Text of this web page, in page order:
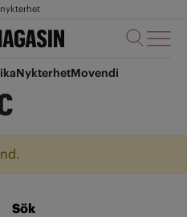
NykterhetMovendi
Sök